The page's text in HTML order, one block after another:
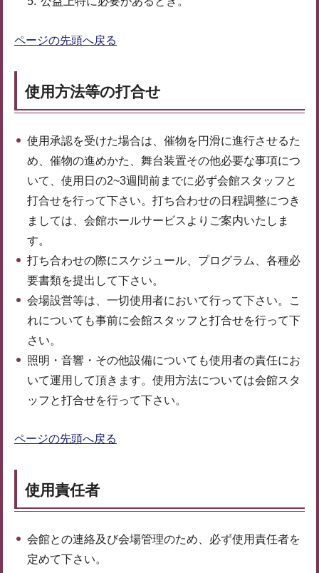
ページの先頭へ戻る
使用方法等の打合せ
使用承認を受けた場合は、催物を円滑に進行させるた
め、催物の進めかた、舞台装置その他必要な事項につ
いて、使用日の2~3週間前までに必ず会館スタッフと
打合せを行って下さい。打ち合わせの日程調整につき
ましては、会館ホールサービスよりご案内いたしま
す。
打ち合わせの際にスケジュール、プログラム、各種必
要書類を提出して下さい。
会場設営等は、一切使用者において行って下さい。こ
れについても事前に会館スタッフと打合せを行って下
さい。
照明・音響・その他設備についても使用者の責任にお
いて運用して頂きます。使用方法については会館スタ
ッフと打合せを行って下さい。
ページの先頭へ戻る
使用責任者
会館との連絡及び会場管理のため、必ず使用責任者を
定めて下さい。